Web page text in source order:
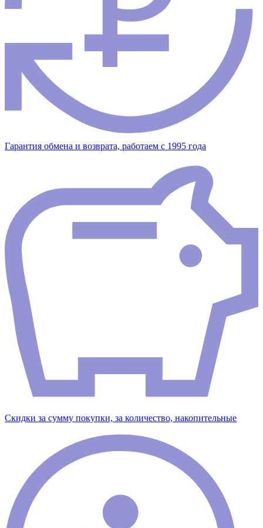
Гарантия обмена и возврата, работаем с 1995 года
Скидки за сумму покупки, за количество, накопительные